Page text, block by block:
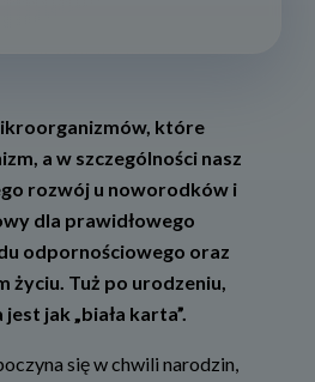
które
a w szczególności nasz
rozwój u noworodków i
dla prawidłowego
odpornościowego oraz
życiu. Tuż po urodzeniu,
jak „biała karta”.
się w chwili narodzin,